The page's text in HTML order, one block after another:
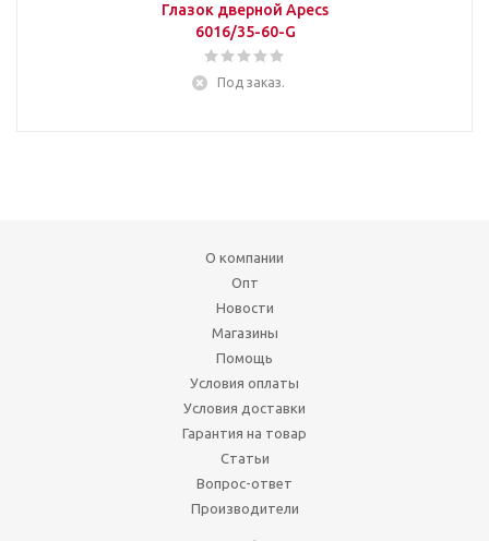
Глазок дверной Apecs
6016/35-60-G
Под заказ.
О компании
Опт
Новости
Магазины
Помощь
Условия оплаты
Условия доставки
Гарантия на товар
Статьи
Вопрос-ответ
Производители